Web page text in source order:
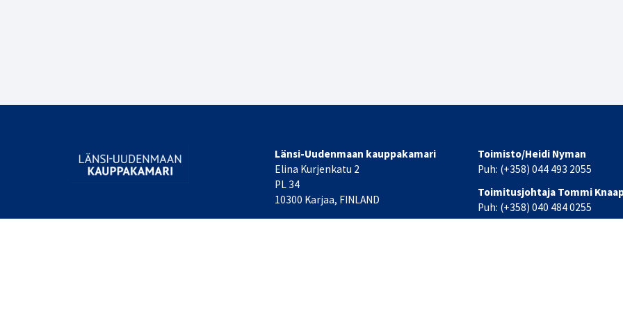
Länsi-Uudenmaan kauppakamari
Elina Kurjenkatu 2
PL 34
10300 Karjaa, FINLAND
Laajemmat yhteystiedot
Toimisto/Heidi Nyman
Puh: (+358) 044 493 2055
Toimitusjohtaja Tommi
Puh: (+358) 040 484 0255